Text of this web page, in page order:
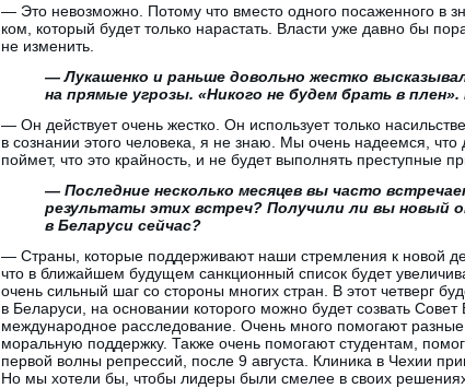
— Это невозможно. Потому что вместо одного посаженного в
ком, который будет только нарастать. Власти уже давно бы
не изменить.
— Лукашенко и раньше довольно жестко
на прямые угрозы. «Никого не будем брать в
— Он действует очень жестко. Он использует только
в сознании этого человека, я не знаю. Мы очень надеемся,
поймет, что это крайность, и не будет выполнять преступные
— Последние несколько месяцев вы часто
результаты этих встреч? Получили ли вы новый
в Беларуси сейчас?
— Страны, которые поддерживают наши стремления к новой
что в ближайшем будущем санкционный список будет
очень сильный шаг со стороны многих стран. В этот четверг
в Беларуси, на основании которого можно будет созвать
международное расследование. Очень много помогают
моральную поддержку. Также очень помогают студентам,
первой волны репрессий, после 9 августа. Клиника в Чехии
Но мы хотели бы, чтобы лидеры были смелее в своих